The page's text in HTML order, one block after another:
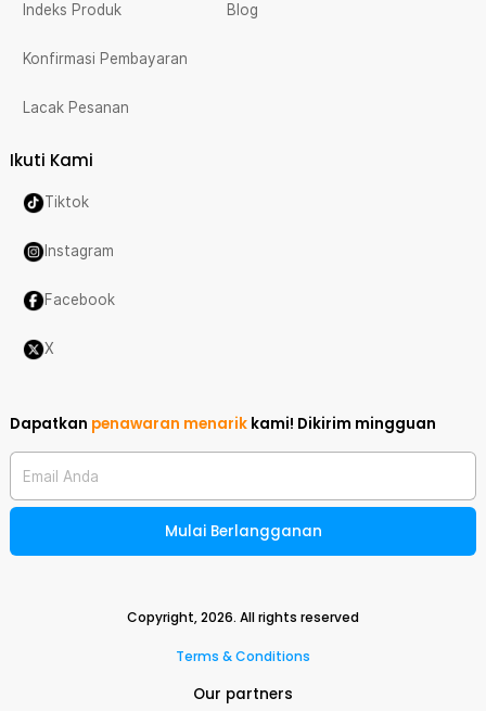
Indeks Produk
Konfirmasi Pembayaran
Lacak Pesanan
Blog
Ikuti Kami
Tiktok
Instagram
Facebook
X
Dapatkan penawaran menarik kami! Dikirim mingguan
Email Anda
Mulai Berlangganan
Copyright,2026. All rights reserved
Terms & Conditions
Our partners